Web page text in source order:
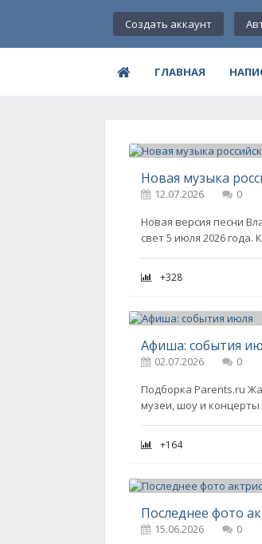
Создать аккаунт
ГЛАВНАЯ
Новая музыка
12.07.2026
0
Новая версия песни
свет 5 июля 2026 года.
+328
Афиша: события
02.07.2026
0
Подборка Parents.ru
музеи, шоу и концерты
+164
15.06.2026
0